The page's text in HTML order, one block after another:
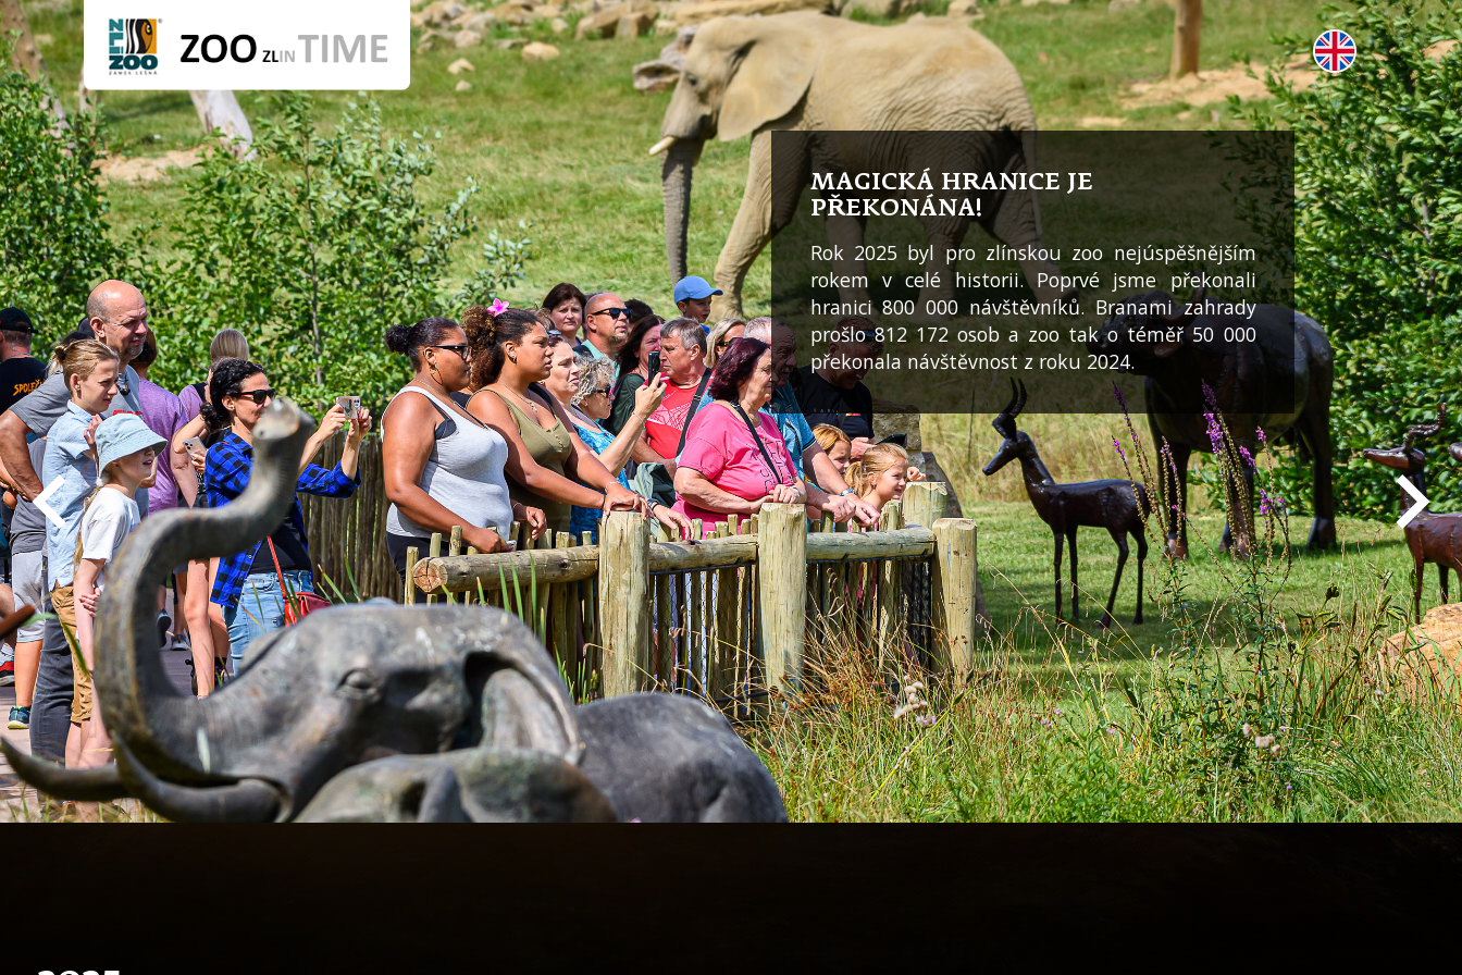
MAGICKÁ HRANICE JE
PŘEKONÁNA!
Rok 2025 byl pro zlínskou zoo nejúspěšnějším
rokem v celé historii. Poprvé jsme překonali
hranici 800 000 návštěvníků. Branami zahrady
prošlo 812 172 osob a zoo tak o téměř 50 000
překonala návštěvnost z roku 2024.